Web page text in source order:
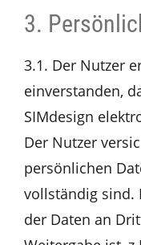
3.
3.1. Der Nutzer
einverstanden,
SIMdesign
Der Nutzer
persönlichen
vollständig sind.
der Daten an